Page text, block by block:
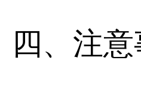
四、注